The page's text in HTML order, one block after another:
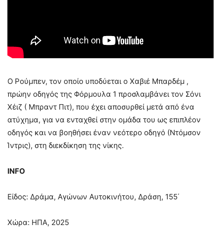
Ο Ρούμπεν, τον οποίο υποδύεται ο Χαβιέ Μπαρδέμ ,
πρώην οδηγός της Φόρμουλα 1 προσλαμβάνει τον Σόνι
Χέιζ ( Μπραντ Πιτ), που έχει αποσυρθεί μετά από ένα
ατύχημα, για να ενταχθεί στην ομάδα του ως επιπλέον
οδηγός και να βοηθήσει έναν νεότερο οδηγό (Ντόμσον
Ίντρις), στη διεκδίκηση της νίκης.
INFO
Είδος: Δράμα, Αγώνων Αυτοκινήτου, Δράση, 155΄
Χώρα: ΗΠΑ, 2025